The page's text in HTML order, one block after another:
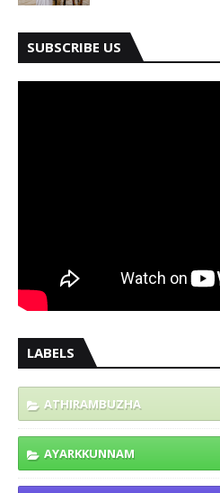
SUBSCRIBE US
LABELS
ATHIRAMBUZHA
AYARKKUNNAM